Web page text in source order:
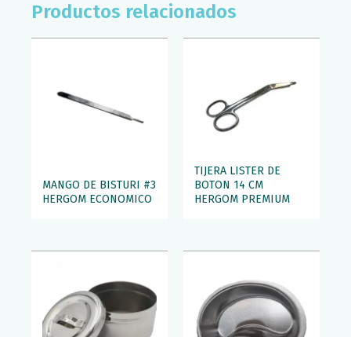
Productos relacionados
MANGO DE BISTURI #3
HERGOM ECONOMICO
TIJERA LISTER DE
BOTON 14 CM
HERGOM PREMIUM